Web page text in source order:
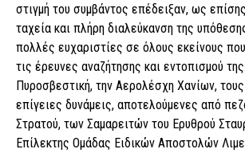
στιγμή του συμβάντος επέδειξαν, ως
ταχεία και πλήρη διαλεύκανση της
πολλές ευχαριστίες σε όλους εκείνους
τις έρευνες αναζήτησης και εντοπισμού
Πυροσβεστική, την Αερολέσχη Χανίων,
επίγειες δυνάμεις, αποτελούμενες από
Στρατού, των Σαμαρειτών του Ερυθρού
Επίλεκτης Ομάδας Ειδικών Αποστολών